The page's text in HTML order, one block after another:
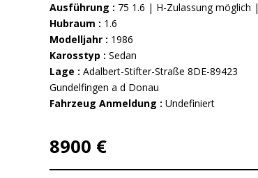
Ausführung : 75 1.6 | H-Zulassung möglich |
Hubraum : 1.6
Modelljahr : 1986
Karosstyp : Sedan
Lage : Adalbert-Stifter-Straße 8DE-89423
Gundelfingen a d Donau
Fahrzeug Anmeldung : Undefiniert
8900 €